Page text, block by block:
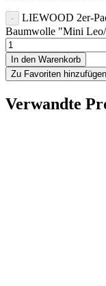
LIEWOOD 2er-
Baumwolle "Mini
In den Warenkorb
Zu Favoriten hinzufügen
Verwandte